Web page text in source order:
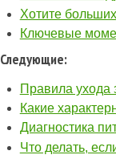
Хотите
Ключевые
Следующие:
Правила ухода
Какие
Диагностика
Что делать,